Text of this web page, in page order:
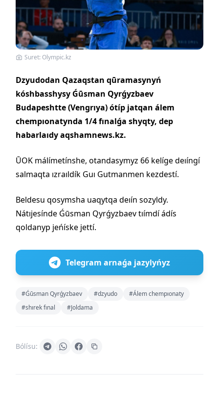
Suret: Olympic.kz
Dzyudodan Qazaqstan qūramasynyń
kóshbasshysy Ǵūsman Qyrǵyzbaev
Budapeshtte (Vengrıya) ótíp jatqan álem
chempıonatynda 1/4 fınalǵa shyqty, dep
habarlaıdy aqshamnews.kz.
ŪOK málímetínshe, otandasymyz 66 kelíge deıíngí
salmaqta ızraıldík Guı Gutmanmen kezdestí.
Beldesu qosymsha uaqytqa deıín sozyldy.
Nátıjesínde Ǵūsman Qyrǵyzbaev tıímdí ádís
qoldanyp jeńíske jettí.
Telegram arnaǵa jazylyńyz
#Ǵūsman Qyrǵyzbaev #dzyudo
#Álem chempıonaty
#shırek fınal
#Joldama
Bólísu: